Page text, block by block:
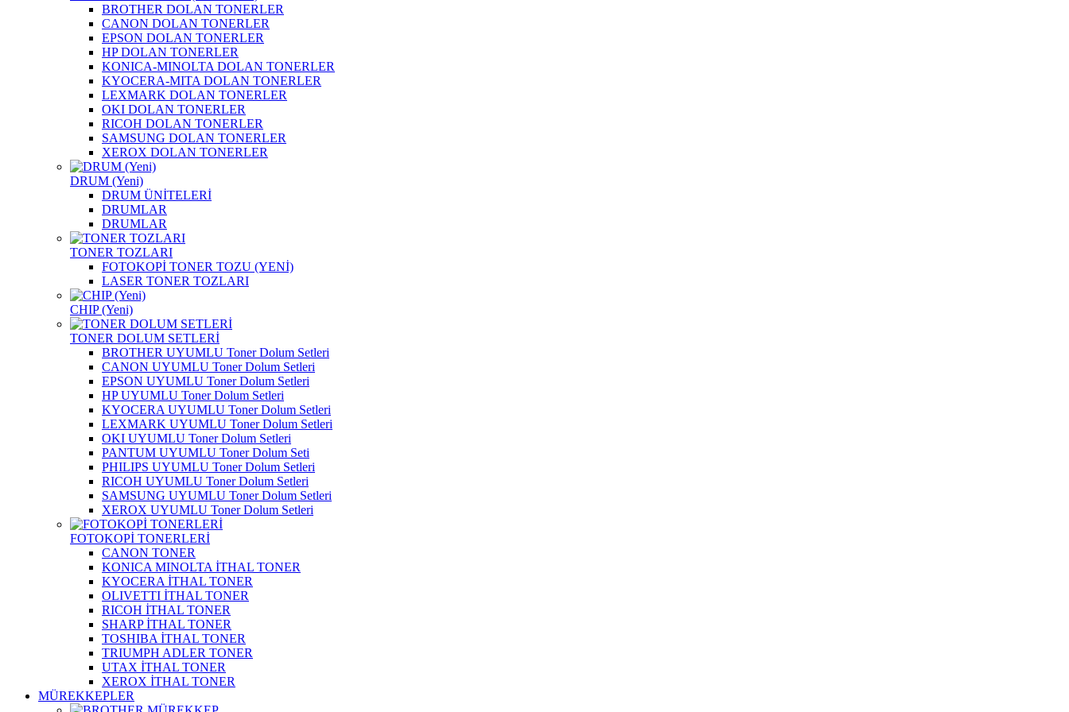
BROTHER DOLAN TONERLER
CANON DOLAN TONERLER
EPSON DOLAN TONERLER
HP DOLAN TONERLER
KONICA-MINOLTA DOLAN TONERLER
KYOCERA-MITA DOLAN TONERLER
LEXMARK DOLAN TONERLER
OKI DOLAN TONERLER
RICOH DOLAN TONERLER
SAMSUNG DOLAN TONERLER
XEROX DOLAN TONERLER
DRUM (Yeni)
DRUM ÜNİTELERİ
DRUMLAR
DRUMLAR
TONER TOZLARI
FOTOKOPİ TONER TOZU (YENİ)
LASER TONER TOZLARI
CHIP (Yeni)
TONER DOLUM SETLERİ
BROTHER UYUMLU Toner Dolum Setleri
CANON UYUMLU Toner Dolum Setleri
EPSON UYUMLU Toner Dolum Setleri
HP UYUMLU Toner Dolum Setleri
KYOCERA UYUMLU Toner Dolum Setleri
LEXMARK UYUMLU Toner Dolum Setleri
OKI UYUMLU Toner Dolum Setleri
PANTUM UYUMLU Toner Dolum Seti
PHILIPS UYUMLU Toner Dolum Setleri
RICOH UYUMLU Toner Dolum Setleri
SAMSUNG UYUMLU Toner Dolum Setleri
XEROX UYUMLU Toner Dolum Setleri
FOTOKOPİ TONERLERİ
CANON TONER
KONICA MINOLTA İTHAL TONER
KYOCERA İTHAL TONER
OLIVETTI İTHAL TONER
RICOH İTHAL TONER
SHARP İTHAL TONER
TOSHIBA İTHAL TONER
TRIUMPH ADLER TONER
UTAX İTHAL TONER
XEROX İTHAL TONER
MÜREKKEPLER